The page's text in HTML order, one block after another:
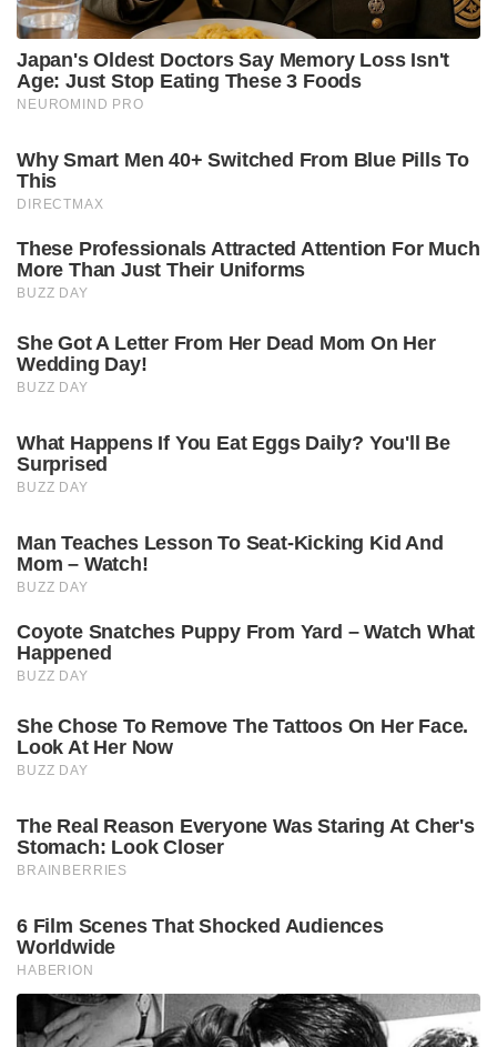
Japan's Oldest Doctors Say Memory Loss Isn't
Age: Just Stop Eating These 3 Foods
NEUROMIND PRO
Why Smart Men 40+ Switched From Blue Pills To
This
DIRECTMAX
These Professionals Attracted Attention For Much
More Than Just Their Uniforms
BUZZ DAY
She Got A Letter From Her Dead Mom On Her
Wedding Day!
BUZZ DAY
What Happens If You Eat Eggs Daily? You'll Be
Surprised
BUZZ DAY
Man Teaches Lesson To Seat-Kicking Kid And
Mom – Watch!
BUZZ DAY
Coyote Snatches Puppy From Yard – Watch What
Happened
BUZZ DAY
She Chose To Remove The Tattoos On Her Face.
Look At Her Now
BUZZ DAY
The Real Reason Everyone Was Staring At Cher's
Stomach: Look Closer
BRAINBERRIES
6 Film Scenes That Shocked Audiences
Worldwide
HABERION